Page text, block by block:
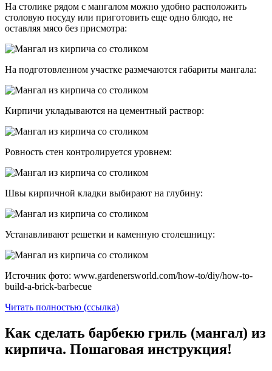
На столике рядом с мангалом можно удобно расположить
столовую посуду или приготовить еще одно блюдо, не
оставляя мясо без присмотра:
На подготовленном участке размечаются габариты мангала:
Кирпичи укладываются на цементный раствор:
Ровность стен контролируется уровнем:
Швы кирпичной кладки выбирают на глубину:
Устанавливают решетки и каменную столешницу:
Источник фото: www.gardenersworld.com/how-to/diy/how-to-
build-a-brick-barbecue
Читать полностью (ссылка)
Как сделать барбекю гриль (мангал) из
кирпича. Пошаговая инструкция!